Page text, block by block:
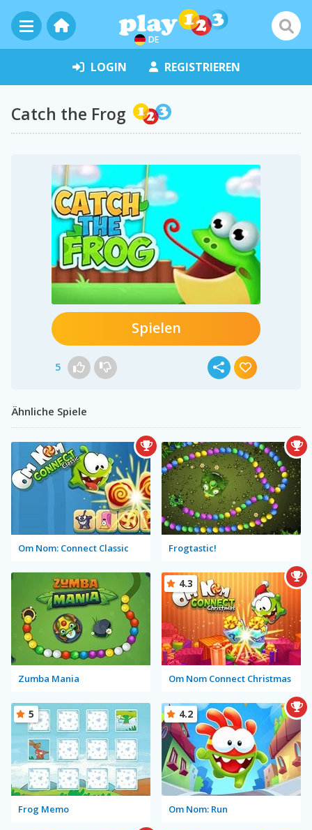
DE
LOGIN REGISTRIEREN
Catch the Frog
Spielen
5
Ähnliche Spiele
Om Nom: Connect Classic Frogtastic!
Zumba Mania Om Nom Connect Christmas
4.3
Frog Memo
5
Om Nom: Run
4.2